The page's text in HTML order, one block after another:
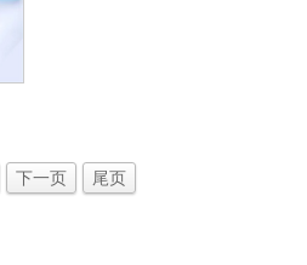
下一页 尾页